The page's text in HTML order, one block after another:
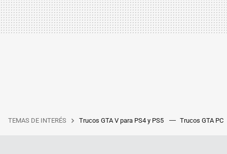
TEMAS DE INTERÉS Trucos GTA V para PS4 y PS5 Trucos GTA PC